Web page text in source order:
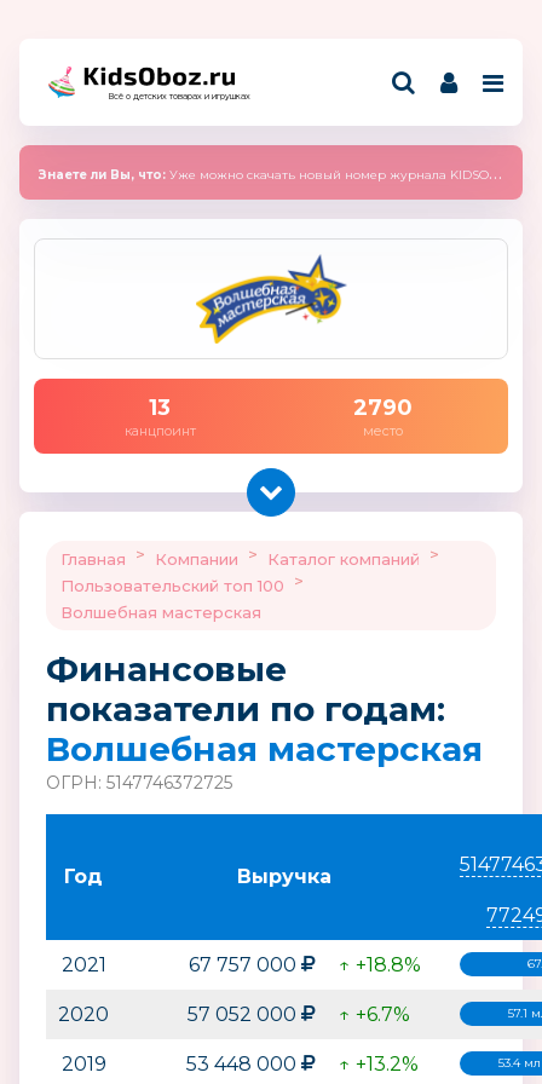
Всё о детских товарах и игрушках
Знаете ли Вы, что: Уже можно скачать новый номер журнала KIDSOBOZ 2025 (сентябрь)
13
канцпоинт
2790
место
Главная > Компании > Каталог компаний
>
Пользовательский топ 100
>
Волшебная мастерская
Финансовые
показатели по годам:
Волшебная мастерская
ОГРН: 5147746372725
Год Выручка
2021 67 757 000 ↑ +18.8%
2020 57 052 000 ↑ +6.7% 57.1
2019 53 448 000 ↑ +13.2% 53.4